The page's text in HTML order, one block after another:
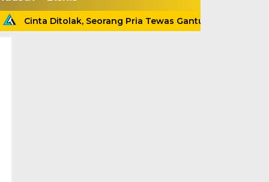
Cinta Ditolak, Seorang Pria Tewas Gantung Diri Di Tanjab